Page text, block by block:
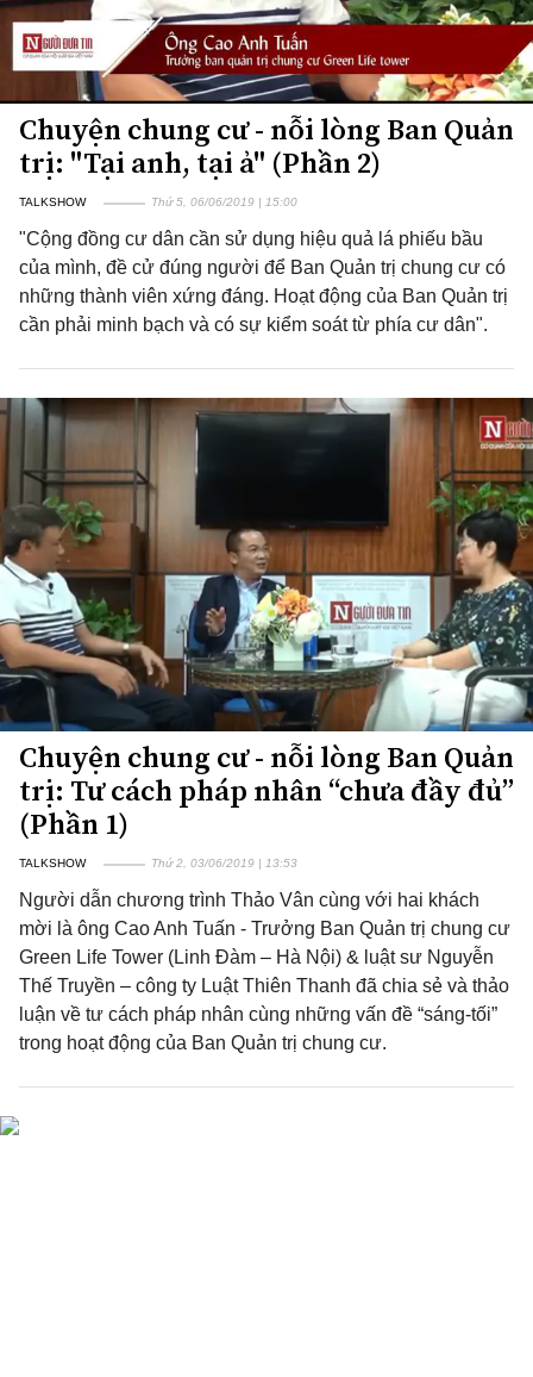
Chuyện chung cư - nỗi lòng Ban Quản
trị: "Tại anh, tại ả" (Phần 2)
TALKSHOW Thứ 5, 06/06/2019 | 15:00
"Cộng đồng cư dân cần sử dụng hiệu quả lá phiếu bầu
của mình, đề cử đúng người để Ban Quản trị chung cư có
những thành viên xứng đáng. Hoạt động của Ban Quản trị
cần phải minh bạch và có sự kiểm soát từ phía cư dân".
Chuyện chung cư - nỗi lòng Ban Quản
trị: Tư cách pháp nhân “chưa đầy đủ”
(Phần 1)
TALKSHOW Thứ 2, 03/06/2019 | 13:53
Người dẫn chương trình Thảo Vân cùng với hai khách
mời là ông Cao Anh Tuấn - Trưởng Ban Quản trị chung cư
Green Life Tower (Linh Đàm – Hà Nội) & luật sư Nguyễn
Thế Truyền – công ty Luật Thiên Thanh đã chia sẻ và thảo
luận về tư cách pháp nhân cùng những vấn đề “sáng-tối”
trong hoạt động của Ban Quản trị chung cư.